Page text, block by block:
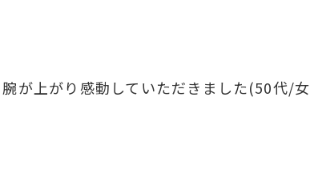
が上がり感動していただきました(50代/女